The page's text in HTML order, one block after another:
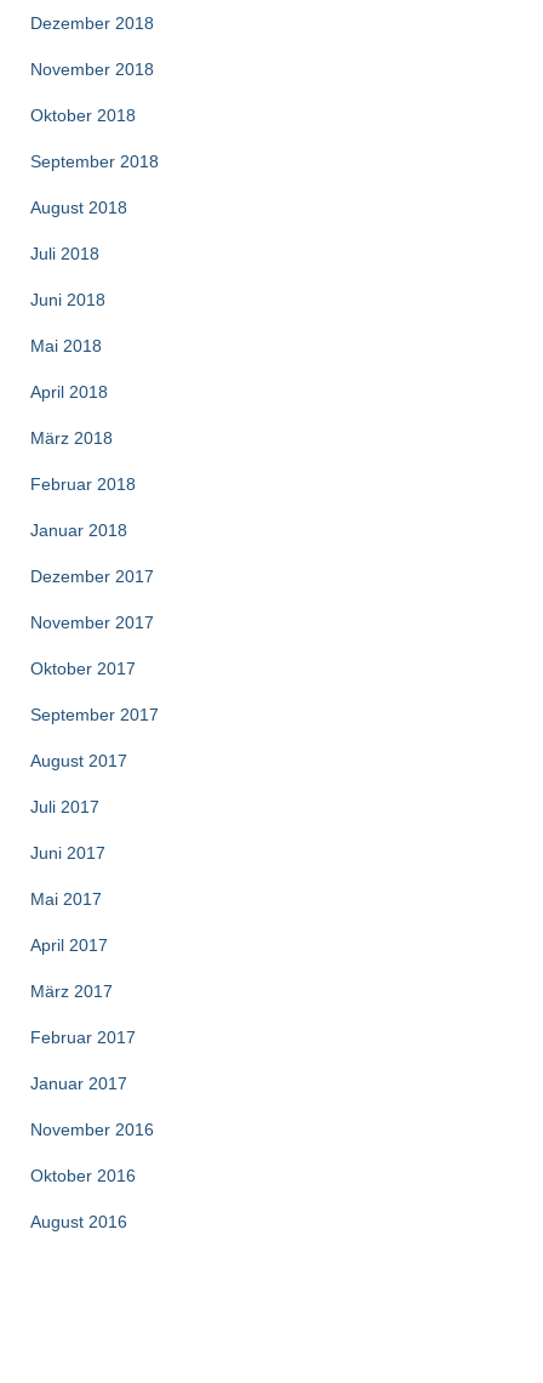
Dezember 2018
November 2018
Oktober 2018
September 2018
August 2018
Juli 2018
Juni 2018
Mai 2018
April 2018
März 2018
Februar 2018
Januar 2018
Dezember 2017
November 2017
Oktober 2017
September 2017
August 2017
Juli 2017
Juni 2017
Mai 2017
April 2017
März 2017
Februar 2017
Januar 2017
November 2016
Oktober 2016
August 2016